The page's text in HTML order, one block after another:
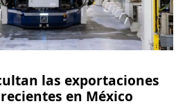
las exportaciones
en México